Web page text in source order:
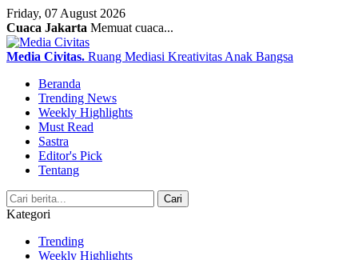
Friday, 07 August 2026
Cuaca Jakarta Memuat cuaca...
Media Civitas. Ruang Mediasi Kreativitas Anak Bangsa
Beranda
Trending News
Weekly Highlights
Must Read
Sastra
Editor's Pick
Tentang
Search
Cari
Kategori
Trending
Weekly Highlights